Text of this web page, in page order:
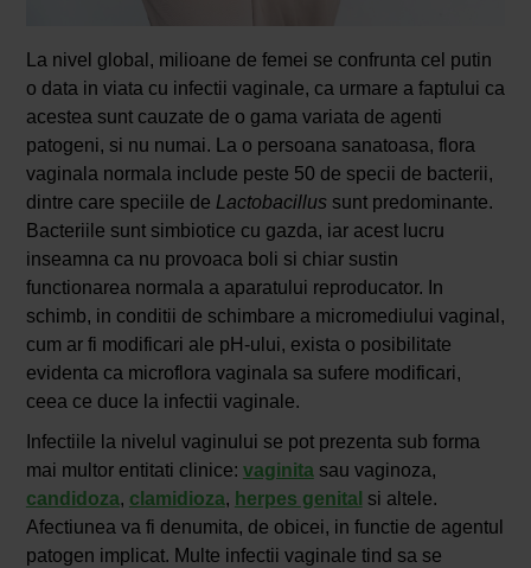
La nivel global, milioane de femei se confrunta cel putin
o data in viata cu infectii vaginale, ca urmare a faptului ca
acestea sunt cauzate de o gama variata de agenti
patogeni, si nu numai. La o persoana sanatoasa, flora
vaginala normala include peste 50 de specii de bacterii,
dintre care speciile de Lactobacillussunt predominante.
Bacteriile sunt simbiotice cu gazda, iar acest lucru
inseamna ca nu provoaca boli si chiar sustin
functionarea normala a aparatului reproducator. In
schimb, in conditii de schimbare a micromediului vaginal,
cum ar fi modificari ale pH-ului, exista o posibilitate
evidenta ca microflora vaginala sa sufere modificari,
ceea ce duce la infectii vaginale.
Infectiile la nivelul vaginului se pot prezenta sub forma
mai multor entitati clinice: vaginita sau vaginoza,
candidoza, clamidioza, herpes genital si altele.
Afectiunea va fi denumita, de obicei, in functie de agentul
patogen implicat. Multe infectii vaginale tind sa se